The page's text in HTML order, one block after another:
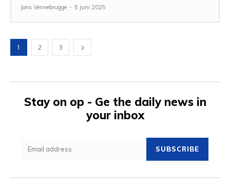
Joris Vennebrugge - 5 juni 2025
1 2 3
Stay on op - Ge the daily news in
your inbox
SUBSCRIBE